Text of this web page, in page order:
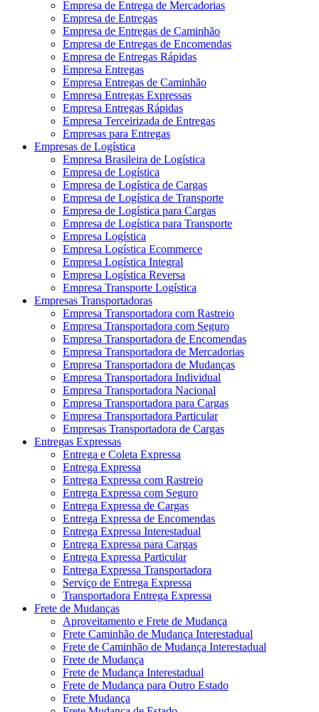
Empresa de Entrega de Mercadorias
Empresa de Entregas
Empresa de Entregas de Caminhão
Empresa de Entregas de Encomendas
Empresa de Entregas Rápidas
Empresa Entregas
Empresa Entregas de Caminhão
Empresa Entregas Expressas
Empresa Entregas Rápidas
Empresa Terceirizada de Entregas
Empresas para Entregas
Empresas de Logística
Empresa Brasileira de Logística
Empresa de Logística
Empresa de Logística de Cargas
Empresa de Logística de Transporte
Empresa de Logística para Cargas
Empresa de Logística para Transporte
Empresa Logística
Empresa Logística Ecommerce
Empresa Logística Integral
Empresa Logística Reversa
Empresa Transporte Logística
Empresas Transportadoras
Empresa Transportadora com Rastreio
Empresa Transportadora com Seguro
Empresa Transportadora de Encomendas
Empresa Transportadora de Mercadorias
Empresa Transportadora de Mudanças
Empresa Transportadora Individual
Empresa Transportadora Nacional
Empresa Transportadora para Cargas
Empresa Transportadora Particular
Empresas Transportadora de Cargas
Entregas Expressas
Entrega e Coleta Expressa
Entrega Expressa
Entrega Expressa com Rastreio
Entrega Expressa com Seguro
Entrega Expressa de Cargas
Entrega Expressa de Encomendas
Entrega Expressa Interestadual
Entrega Expressa para Cargas
Entrega Expressa Particular
Entrega Expressa Transportadora
Serviço de Entrega Expressa
Transportadora Entrega Expressa
Frete de Mudanças
Aproveitamento e Frete de Mudança
Frete Caminhão de Mudança Interestadual
Frete de Caminhão de Mudança Interestadual
Frete de Mudança
Frete de Mudança Interestadual
Frete de Mudança para Outro Estado
Frete Mudança